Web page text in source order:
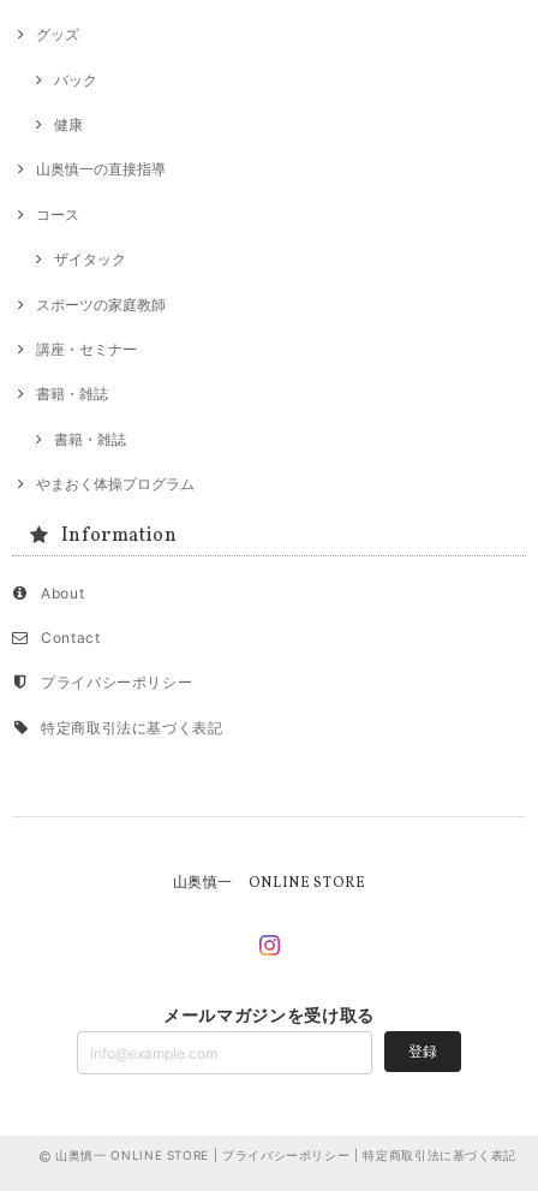
グッズ
バック
健康
山奥慎一の直接指導
コース
ザイタック
スポーツの家庭教師
講座・セミナー
書籍・雑誌
書籍・雑誌
やまおく体操プログラム
Information
About
Contact
プライバシーポリシー
特定商取引法に基づく表記
山奥慎一 ONLINE STORE
メールマガジンを受け取る
登録
山奥慎一 ONLINE STORE | プライバシーポリシー |特定商取引法に基づく表記